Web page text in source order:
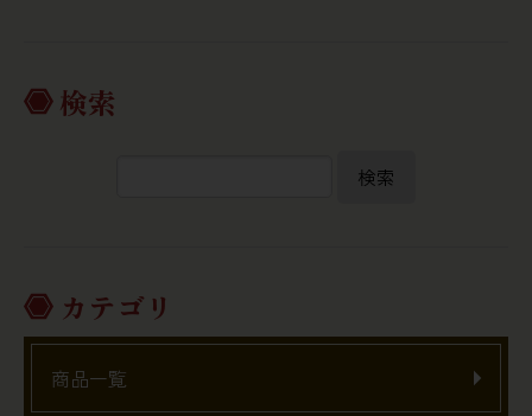
検索
検索
カテゴリ
商品一覧